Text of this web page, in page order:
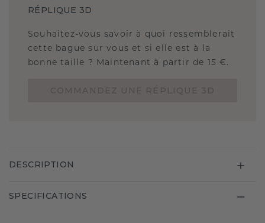
RÉPLIQUE 3D
Souhaitez-vous savoir à quoi ressemblerait
cette bague sur vous et si elle est à la
bonne taille ? Maintenant à partir de 15 €.
DESCRIPTION
SPECIFICATIONS